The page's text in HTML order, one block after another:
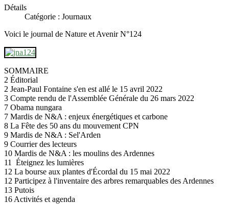
Détails
Catégorie : Journaux
Voici le journal de Nature et Avenir N°124
SOMMAIRE
2 Éditorial
2 Jean-Paul Fontaine s'en est allé le 15 avril 2022
3 Compte rendu de l'Assemblée Générale du 26 mars 2022
7 Obama nungara
7 Mardis de N&A : enjeux énergétiques et carbone
8 La Fête des 50 ans du mouvement CPN
9 Mardis de N&A : Sel'Arden
9 Courrier des lecteurs
10 Mardis de N&A : les moulins des Ardennes
11 Éteignez les lumières
12 La bourse aux plantes d'Écordal du 15 mai 2022
12 Participez à l'inventaire des arbres remarquables des Ardennes
13 Putois
16 Activités et agenda